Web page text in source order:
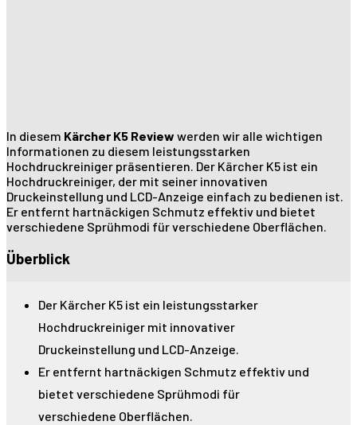
In diesem Kärcher K5 Review werden wir alle wichtigen
Informationen zu diesem leistungsstarken
Hochdruckreiniger präsentieren. Der Kärcher K5 ist ein
Hochdruckreiniger, der mit seiner innovativen
Druckeinstellung und LCD-Anzeige einfach zu bedienen ist.
Er entfernt hartnäckigen Schmutz effektiv und bietet
verschiedene Sprühmodi für verschiedene Oberflächen.
Überblick
Der Kärcher K5 ist ein leistungsstarker
Hochdruckreiniger mit innovativer
Druckeinstellung und LCD-Anzeige.
Er entfernt hartnäckigen Schmutz effektiv und
bietet verschiedene Sprühmodi für
verschiedene Oberflächen.